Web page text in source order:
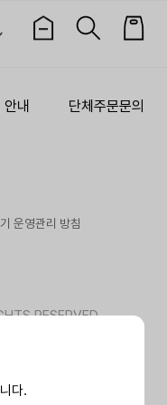
다.
안내 단체주문문의
운영관리 방침
RESERVED